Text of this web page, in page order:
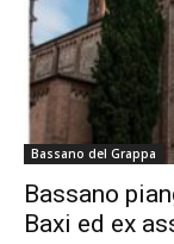
Bassano del Grappa
Bassano
Baxi ed ex